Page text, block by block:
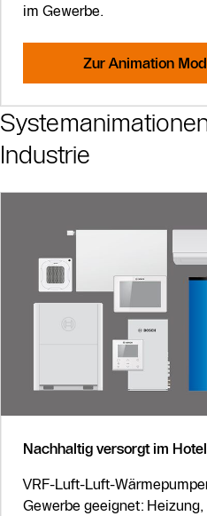
im Gewerbe.
Zur Animation
Industrie
Nachhaltig versorgt im
VRF-Luft-Luft-
Gewerbe geeignet: